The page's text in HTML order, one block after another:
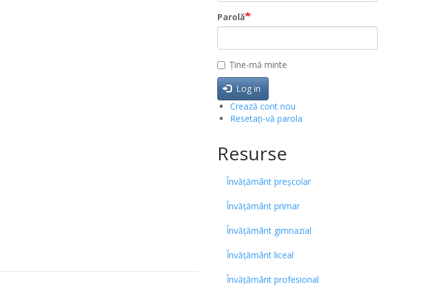
Parolă
Ține-mă minte
Log in
Crează cont nou
Resetați-vă parola
Resurse
Învățământ preșcolar
Învățământ primar
Învățământ gimnazial
Învățământ liceal
Învățământ profesional